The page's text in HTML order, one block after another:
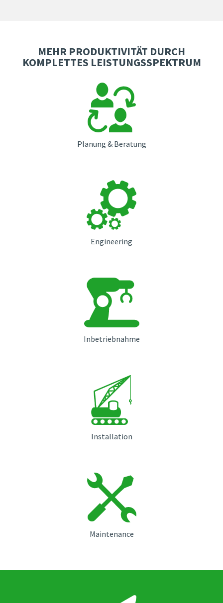
MEHR PRODUKTIVITÄT DURCH
KOMPLETTES LEISTUNGSSPEKTRUM
Planung & Beratung
Engineering
Inbetriebnahme
Installation
Maintenance